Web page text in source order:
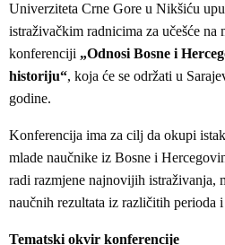
Univerziteta Crne Gore u Nikšiću
istraživačkim radnicima za učešće na
konferenciji „Odnosi Bosne i
historiju“, koja će se održati u
godine.
Konferencija ima za cilj da okupi
mlade naučnike iz Bosne i
radi razmjene najnovijih istraživanja,
naučnih rezultata iz različitih perioda
Tematski okvir konferencije